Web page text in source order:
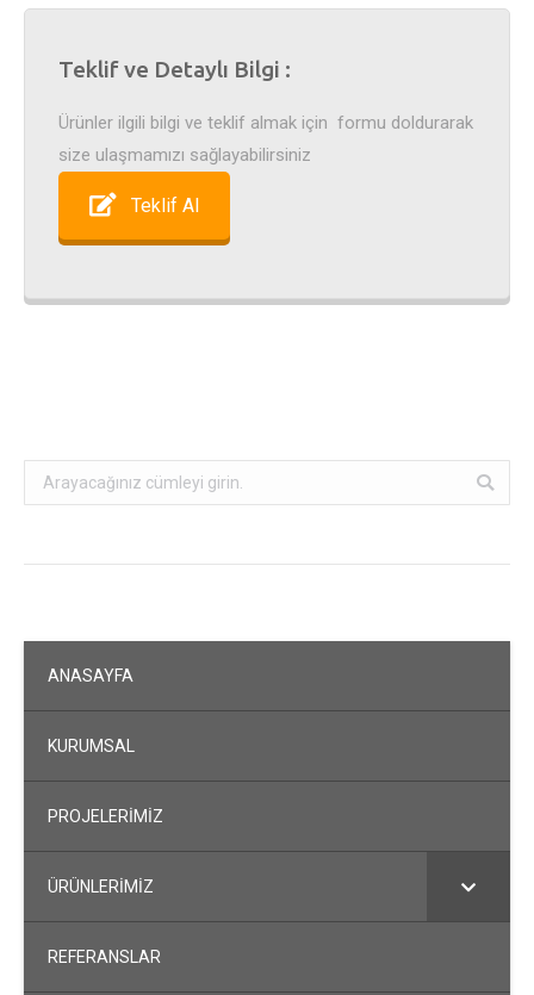
Teklif ve Detaylı Bilgi :
Ürünler ilgili bilgi ve teklif almak için formu doldurarak
size ulaşmamızı sağlayabilirsiniz
Teklif Al
Search:
ANASAYFA
KURUMSAL
PROJELERİMİZ
ÜRÜNLERİMİZ
REFERANSLAR